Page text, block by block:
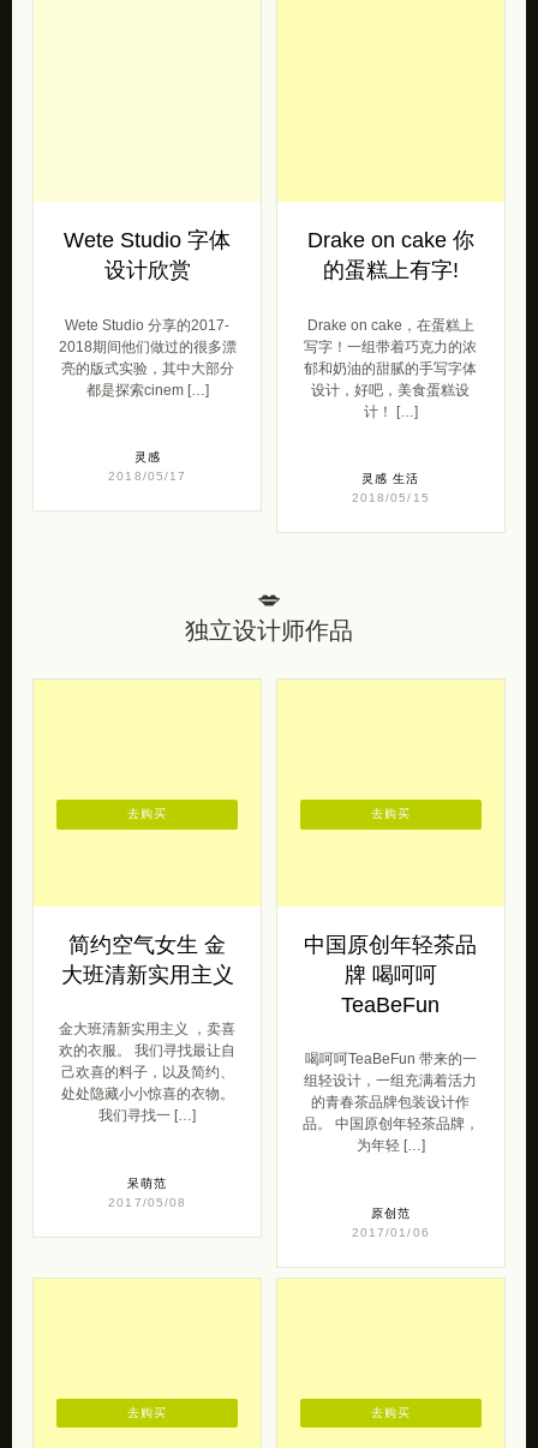
Wete Studio 字体
设计欣赏
Wete Studio 分享的2017-
2018期间他们做过的很多漂
亮的版式实验，其中大部分
都是探索cinem […]
灵感
2018/05/17
Drake on cake 你
的蛋糕上有字!
Drake on cake，在蛋糕上
写字！一组带着巧克力的浓
郁和奶油的甜腻的手写字体
设计，好吧，美食蛋糕设
计！ […]
灵感 生活
2018/05/15
💋
独立设计师作品
简约空气女生 金
大班清新实用主义
金大班清新实用主义 ，卖喜
欢的衣服。 我们寻找最让自
己欢喜的料子，以及简约、
处处隐藏小小惊喜的衣物。
我们寻找一 […]
呆萌范
2017/05/08
去购买
中国原创年轻茶品
牌 喝呵呵
TeaBeFun
喝呵呵TeaBeFun 带来的一
组轻设计，一组充满着活力
的青春茶品牌包装设计作
品。 中国原创年轻茶品牌，
为年轻 […]
原创范
2017/01/06
去购买
去购买 去购买